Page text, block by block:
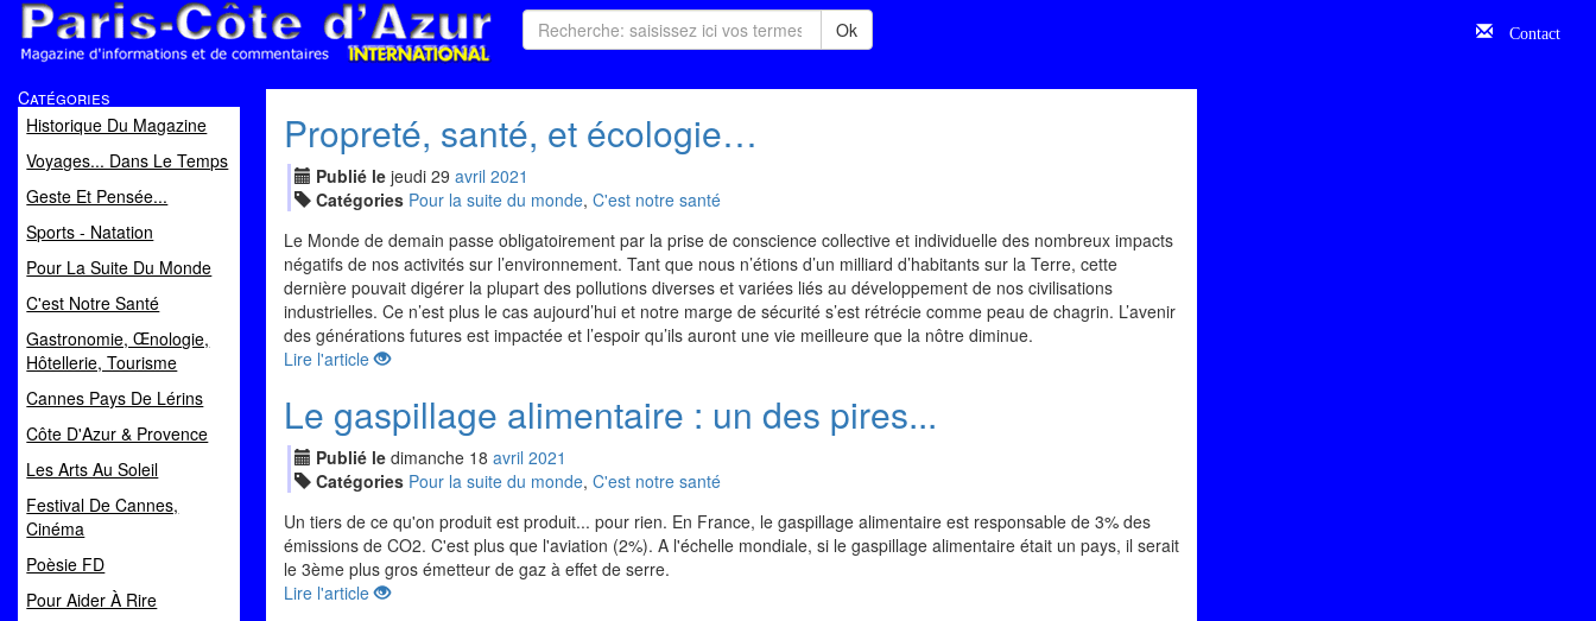
Magazine d'informations et de commentaires
Ok Contact
Catégories
Historique Du Magazine
Voyages... Dans Le Temps
Geste Et Pensée...
Sports - Natation
Pour La Suite Du Monde
C'est Notre Santé
Gastronomie, Œnologie,
Hôtellerie, Tourisme
Cannes Pays De Lérins
Côte D'Azur & Provence
Les Arts Au Soleil
Festival De Cannes,
Cinéma
Poèsie FD
Pour Aider À Rire
Propreté, santé, et écologie…
Publié le jeudi 29 avril 2021
Catégories Pour la suite du monde, C'est notre santé
Le Monde de demain passe obligatoirement par la prise de conscience collective et individuelle des nombreux impacts
négatifs de nos activités sur l’environnement. Tant que nous n’étions d’un milliard d’habitants sur la Terre, cette
dernière pouvait digérer la plupart des pollutions diverses et variées liés au développement de nos civilisations
industrielles. Ce n’est plus le cas aujourd’hui et notre marge de sécurité s’est rétrécie comme peau de chagrin. L’avenir
des générations futures est impactée et l’espoir qu’ils auront une vie meilleure que la nôtre diminue.
Lire l'article
Le gaspillage alimentaire : un des pires...
Publié le dimanche 18 avril 2021
Catégories Pour la suite du monde, C'est notre santé
Un tiers de ce qu'on produit est produit... pour rien. En France, le gaspillage alimentaire est responsable de 3% des
émissions de CO2. C'est plus que l'aviation (2%). A l'échelle mondiale, si le gaspillage alimentaire était un pays, il serait
le 3ème plus gros émetteur de gaz à effet de serre.
Lire l'article